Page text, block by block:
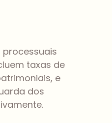
taxas de
e
dos